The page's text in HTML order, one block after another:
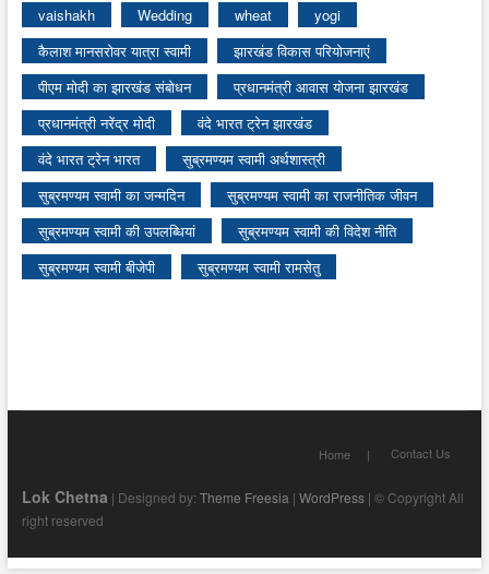
vaishakh
Wedding wheat
yogi
कैलाश मानसरोवर यात्रा स्वामी
झारखंड विकास परियोजनाएं
पीएम मोदी का झारखंड संबोधन
प्रधानमंत्री आवास योजना झारखंड
प्रधानमंत्री नरेंद्र मोदी
वंदे भारत ट्रेन झारखंड
वंदे भारत ट्रेन भारत
सुब्रमण्यम स्वामी अर्थशास्त्री
सुब्रमण्यम स्वामी का जन्मदिन
सुब्रमण्यम स्वामी का राजनीतिक जीवन
सुब्रमण्यम स्वामी की उपलब्धियां
सुब्रमण्यम स्वामी की विदेश नीति
सुब्रमण्यम स्वामी बीजेपी
सुब्रमण्यम स्वामी रामसेतु
Home Contact Us
Lok Chetna | Designed by: Theme Freesia | WordPress| © Copyright All
right reserved